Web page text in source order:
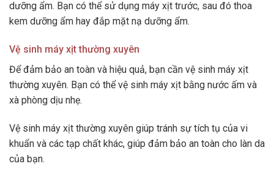
dưỡng ẩm. Bạn có thể sử dụng máy xịt trước, sau đó thoa
kem dưỡng ẩm hay đắp mặt nạ dưỡng ẩm.
Vệ sinh máy xịt thường xuyên
Để đảm bảo an toàn và hiệu quả, bạn cần vệ sinh máy xịt
thường xuyên. Bạn có thể vệ sinh máy xịt bằng nước ấm và
xà phòng dịu nhẹ.
Vệ sinh máy xịt thường xuyên giúp tránh sự tích tụ của vi
khuẩn và các tạp chất khác, giúp đảm bảo an toàn cho làn da
của bạn.